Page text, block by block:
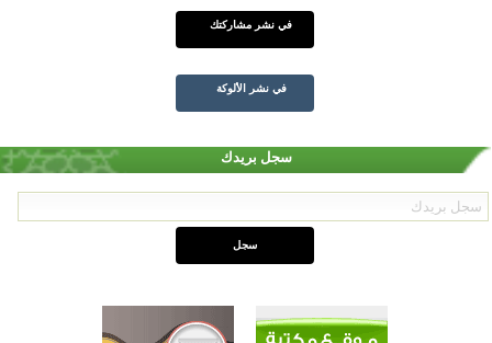
في نشر مشاركتك
في نشر الألوكة
سجل بريدك